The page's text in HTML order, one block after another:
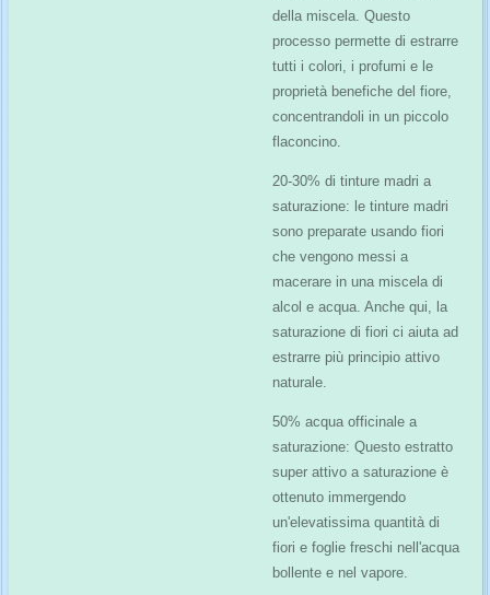
della miscela. Questo
processo permette di estrarre
tutti i colori, i profumi e le
proprietà benefiche del fiore,
concentrandoli in un piccolo
flaconcino.
20-30% di tinture madri a
saturazione: le tinture madri
sono preparate usando fiori
che vengono messi a
macerare in una miscela di
alcol e acqua. Anche qui, la
saturazione di fiori ci aiuta ad
estrarre più principio attivo
naturale.
50% acqua officinale a
saturazione: Questo estratto
super attivo a saturazione è
ottenuto immergendo
un'elevatissima quantità di
fiori e foglie freschi nell'acqua
bollente e nel vapore.